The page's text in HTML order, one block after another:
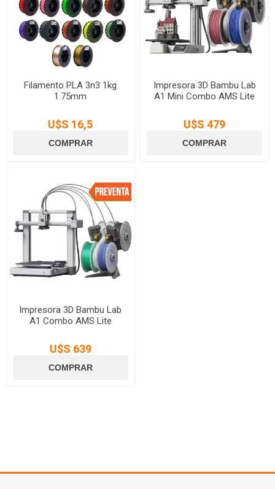
Filamento PLA 3n3 1kg
1.75mm
U$S 16,5
Impresora 3D Bambu Lab
A1 Mini Combo AMS Lite
U$S 479
Impresora 3D Bambu Lab
A1 Combo AMS Lite
U$S 639